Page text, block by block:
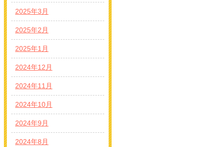
2025年3月
2025年2月
2025年1月
2024年12月
2024年11月
2024年10月
2024年9月
2024年8月